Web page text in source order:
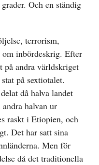
Och en ständig
terrorism,
inbördeskrig. Efter
på andra världskriget
på sextiotalet.
då halva landet
halvan ur
raskt i Etiopien, och
Det har satt sina
Men för
då det traditionella